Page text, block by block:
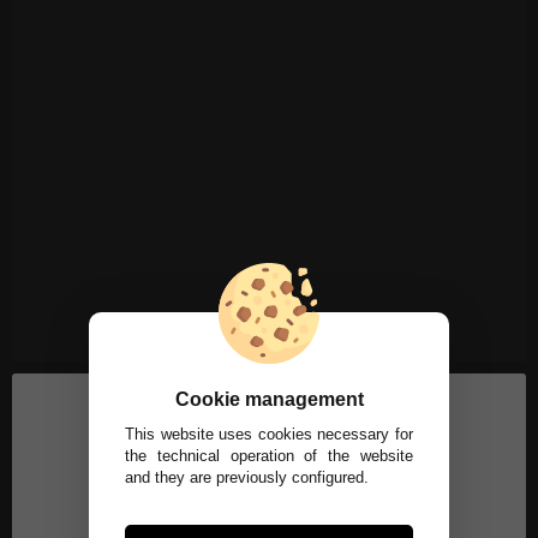
Cookie management
This website uses cookies necessary for
the technical operation of the website
and they are previously configured.